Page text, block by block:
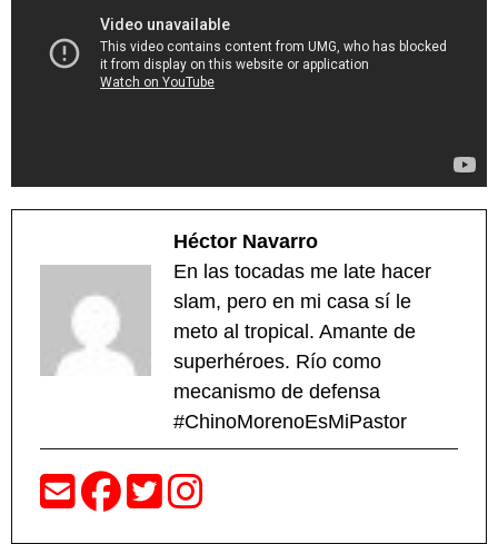
Héctor Navarro
En las tocadas me late hacer
slam, pero en mi casa sí le
meto al tropical. Amante de
superhéroes. Río como
mecanismo de defensa
#ChinoMorenoEsMiPastor